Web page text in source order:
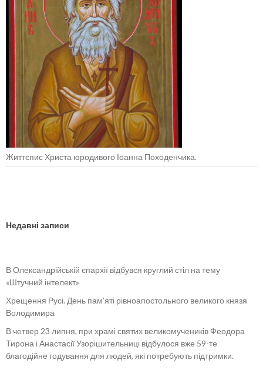
Життєпис Христа юродивого Іоанна Походенчика.
Недавні записи
В Олександрійській єпархії відбувся круглий стіл на тему
«Штучний інтелект»
Хрещення Русі. День пам’яті рівноапостольного великого князя
Володимира
В четвер 23 липня, при храмі святих великомучеників Феодора
Тирона і Анастасії Узорішительниці відбулося вже 59-те
благодійне годування для людей, які потребують підтримки.